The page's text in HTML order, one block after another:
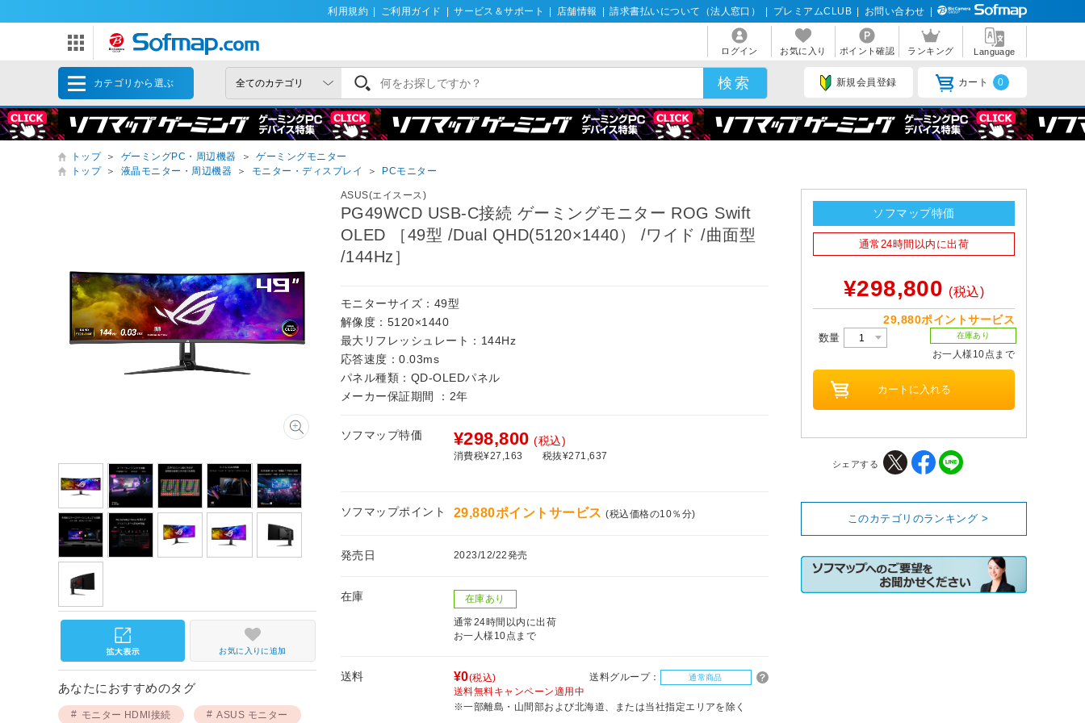
利用規約 ご利用ガイド サービス＆サポート 店舗情報 請求書払いについて（法人窓口） プレミアムCLUB お問い合わせ
ログイン お気に入り ポイント確認 ランキング Language
カテゴリから選ぶ 新規会員登録 カート 0
トップ ＞ ゲーミングPC・周辺機器 ＞
ゲーミングモニター
トップ
＞ 液晶モニター・周辺機器 ＞ モニター・ディスプレイ ＞ PCモニター
ASUS(エイスース)
PG49WCD USB-C接続 ゲーミングモニター ROG Swift
OLED ［49型 /Dual QHD(5120×1440） /ワイド /曲面型
/144Hz］
モニターサイズ：49型
解像度：5120×1440
最大リフレッシュレート：144Hz
応答速度：0.03ms
パネル種類：QD-OLEDパネル
メーカー保証期間 ：2年
ソフマップ特価 ¥298,800 (税込)
消費税¥27,163 税抜¥271,637
ソフマップポイント 29,880ポイントサービス(税込価格の10％分)
発売日 2023/12/22発売
在庫 在庫あり
通常24時間以内に出荷
お一人様10点まで
送料 ¥0(税込) 送料グループ： 通常商品
送料無料キャンペーン適用中
※一部離島・山間部および北海道、または当社指定エリアを除く
お気に入りに追加
あなたにおすすめのタグ
モニター HDMI接続 ASUS モニター
ソフマップ特価
通常24時間以内に出荷
¥298,800 (税込)
29,880ポイントサービス
数量 在庫あり
お一人様10点まで
シェアする
このカテゴリのランキング >